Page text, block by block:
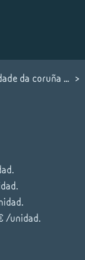
iii cst trofeo cidade da coruña 13 septiembre
/unidad.